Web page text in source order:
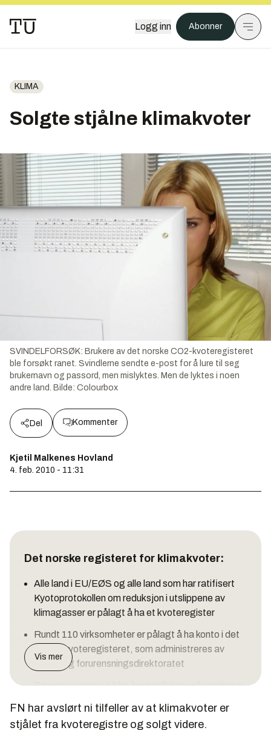
Logg inn Abonner
KLIMA
Solgte stjålne klimakvoter
SVINDELFORSØK: Brukere av det norske CO2-kvoteregisteret
ble forsøkt ranet. Svindlerne sendte e-post for å lure til seg
brukernavn og passord, men mislyktes. Men de lyktes i noen
andre land. Bilde: Colourbox
Del Kommenter
Kjetil Malkenes Hovland
4. feb. 2010 - 11:31
Det norske registeret for klimakvoter:
Alle land i EU/EØS og alle land som har ratifisert
Kyotoprotokollen om reduksjon i utslippene av
klimagasser er pålagt å ha et kvoteregister
Rundt 110 virksomheter er pålagt å ha konto i det
norske kvoteregisteret, som administreres av
Klima- og forurensningsdirektoratet
Privatpersoner og ikke-kvotepliktige virksomheter
En klimakvote er en rett til utslipp av klimagasser.
Vis mer
FN har avslørt ni tilfeller av at klimakvoter er
stjålet fra kvoteregistre og solgt videre.